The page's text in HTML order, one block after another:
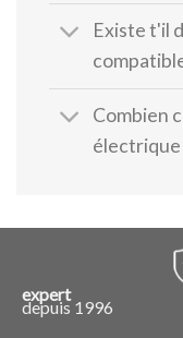
Existe t'il
Combien
électrique
expert
depuis 1996